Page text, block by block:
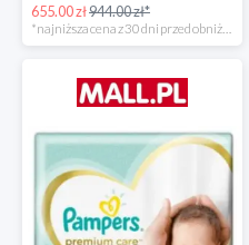
655.00 zł944.00 zł*